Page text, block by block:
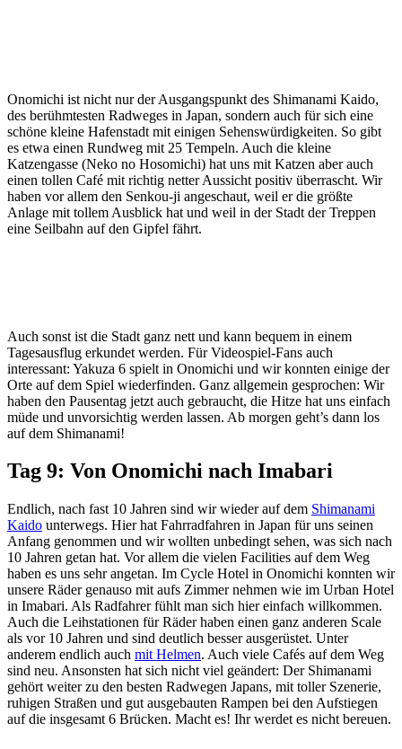
Onomichi ist nicht nur der Ausgangspunkt des Shimanami Kaido,
des berühmtesten Radweges in Japan, sondern auch für sich eine
schöne kleine Hafenstadt mit einigen Sehenswürdigkeiten. So gibt
es etwa einen Rundweg mit 25 Tempeln. Auch die kleine
Katzengasse (Neko no Hosomichi) hat uns mit Katzen aber auch
einen tollen Café mit richtig netter Aussicht positiv überrascht. Wir
haben vor allem den Senkou-ji angeschaut, weil er die größte
Anlage mit tollem Ausblick hat und weil in der Stadt der Treppen
eine Seilbahn auf den Gipfel fährt.
Auch sonst ist die Stadt ganz nett und kann bequem in einem
Tagesausflug erkundet werden. Für Videospiel-Fans auch
interessant: Yakuza 6 spielt in Onomichi und wir konnten einige der
Orte auf dem Spiel wiederfinden. Ganz allgemein gesprochen: Wir
haben den Pausentag jetzt auch gebraucht, die Hitze hat uns einfach
müde und unvorsichtig werden lassen. Ab morgen geht’s dann los
auf dem Shimanami!
Tag 9: Von Onomichi nach Imabari
Endlich, nach fast 10 Jahren sind wir wieder auf dem Shimanami
Kaido unterwegs. Hier hat Fahrradfahren in Japan für uns seinen
Anfang genommen und wir wollten unbedingt sehen, was sich nach
10 Jahren getan hat. Vor allem die vielen Facilities auf dem Weg
haben es uns sehr angetan. Im Cycle Hotel in Onomichi konnten wir
unsere Räder genauso mit aufs Zimmer nehmen wie im Urban Hotel
in Imabari. Als Radfahrer fühlt man sich hier einfach willkommen.
Auch die Leihstationen für Räder haben einen ganz anderen Scale
als vor 10 Jahren und sind deutlich besser ausgerüstet. Unter
anderem endlich auch mit Helmen. Auch viele Cafés auf dem Weg
sind neu. Ansonsten hat sich nicht viel geändert: Der Shimanami
gehört weiter zu den besten Radwegen Japans, mit toller Szenerie,
ruhigen Straßen und gut ausgebauten Rampen bei den Aufstiegen
auf die insgesamt 6 Brücken. Macht es! Ihr werdet es nicht bereuen.